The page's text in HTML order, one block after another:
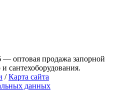
— оптовая продажа запорной
сантехоборудования.
/Карта сайта
данных